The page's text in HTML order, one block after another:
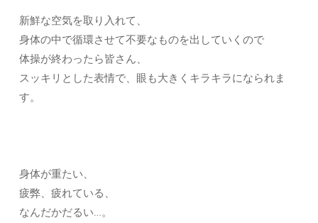
新鮮な空気を取り入れて、
身体の中で循環させて不要なものを出していくので
体操が終わったら皆さん、
スッキリとした表情で、眼も大きくキラキラになられま
す。
身体が重たい、
疲弊、疲れている、
なんだかだるい…。